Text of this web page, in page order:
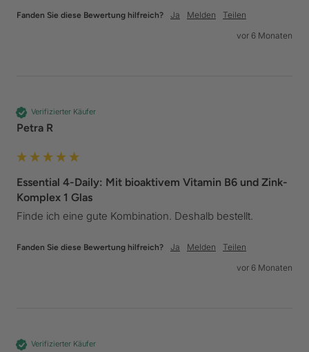
Fanden Sie diese Bewertung hilfreich? Ja Melden
Teilen
vor 6 Monaten
Verifizierter Käufer
Petra R
Essential 4-Daily: Mit bioaktivem Vitamin B6 und Zink-
Komplex 1 Glas
Finde ich eine gute Kombination. Deshalb bestellt.
Fanden Sie diese Bewertung hilfreich? Ja Melden
Teilen
vor 6 Monaten
Verifizierter Käufer